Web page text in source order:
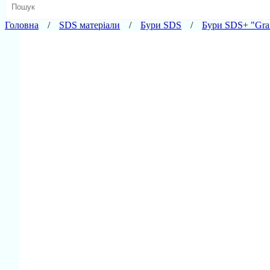
Головна SDS матеріали Бури SDS Бури SDS+